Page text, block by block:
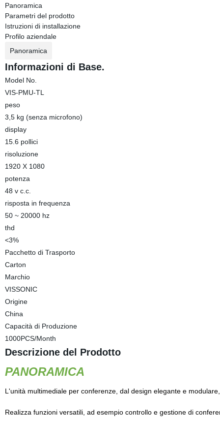
Panoramica
Parametri del prodotto
Istruzioni di installazione
Profilo aziendale
Panoramica
Informazioni di Base.
Model No.
VIS-PMU-TL
peso
3,5 kg (senza microfono)
display
15.6 pollici
risoluzione
1920 X 1080
potenza
48 v c.c.
risposta in frequenza
50 ~ 20000 hz
thd
<3%
Pacchetto di Trasporto
Carton
Marchio
VISSONIC
Origine
China
Capacità di Produzione
1000PCS/Month
Descrizione del Prodotto
PANORAMICA
L'unità multimediale per conferenze, dal design elegante e
Realizza funzioni versatili, ad esempio controllo e gestione di